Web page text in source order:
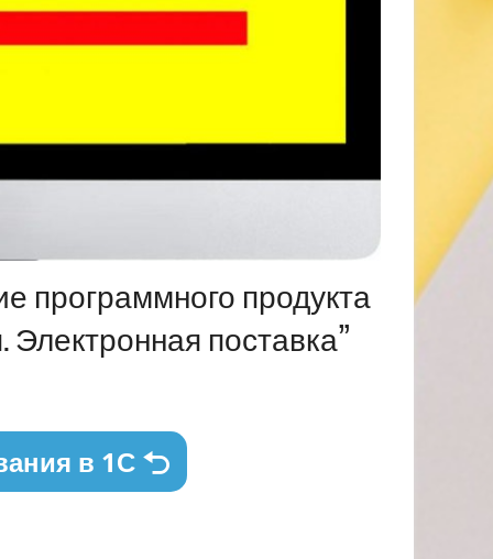
программного продукта
Электронная поставка”
в 1С